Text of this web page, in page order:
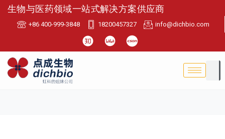
生物与医药领域一站式解决方案供应商
+86 400-999-3848 18200457327 info@dichbio.com